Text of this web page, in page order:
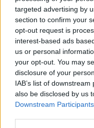
targeted advertising by
section to confirm your
opt-out request is
interest-based ads
us or personal
your opt-out. You may
disclosure of your
IAB’s list of
also be disclosed by us
Downstream Participants
Jordania